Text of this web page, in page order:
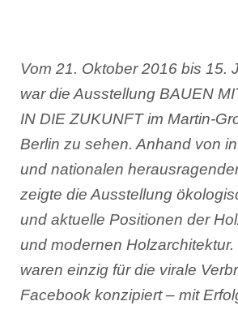
Vom 21. Oktober 2016 bis 15.
war die Ausstellung BAUEN
IN DIE ZUKUNFT im Martin-
Berlin zu sehen. Anhand von
und nationalen
zeigte die Ausstellung
und aktuelle Positionen der
und modernen
waren einzig für die virale
Facebook konzipiert – mit